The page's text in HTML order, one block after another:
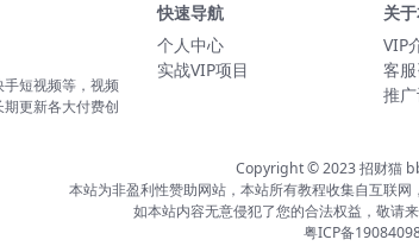
短视频等，视频
更新各大付费创
快速导航
个人中心
实战VIP项目
关
VIP
客
推
Copyright © 2023 招财猫
本站为非盈利性赞助网站，本站所有教程收集自互联
如本站内容无意侵犯了您的合法权益，敬请
粤ICP备